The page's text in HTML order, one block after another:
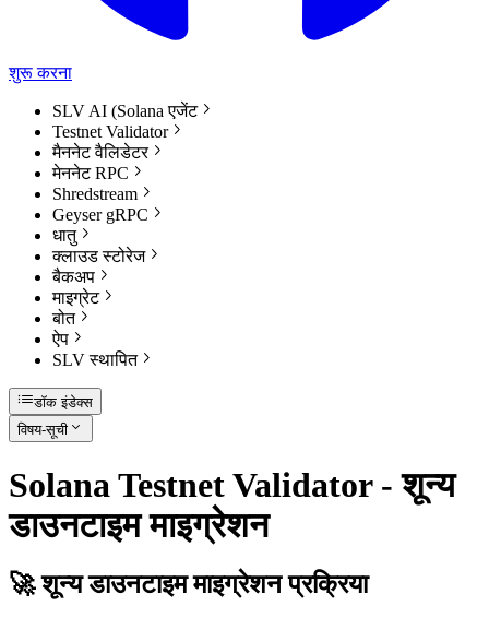
शुरू करना
SLV AI (Solana एजेंट
Testnet Validator
मैननेट वैलिडेटर
मेननेट RPC
Shredstream
Geyser gRPC
धातु
क्लाउड स्टोरेज
बैकअप
माइग्रेट
बोत
ऐप
SLV स्थापित
डॉक इंडेक्स
विषय-सूची
Solana Testnet Validator - शून्य
डाउनटाइम माइग्रेशन
🚀 शून्य डाउनटाइम माइग्रेशन प्रक्रिया